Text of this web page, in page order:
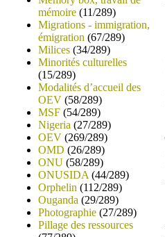
mémoire (11/289)
Migrations - immigration,
émigration (67/289)
Milices (34/289)
Minorités culturelles
(15/289)
Modalités d’accueil des
OEV (58/289)
MSF (54/289)
Nigeria (27/289)
OEV (269/289)
OMD (26/289)
ONU (58/289)
ONUSIDA (44/289)
Orphelin (112/289)
Ouganda (29/289)
Photographie (27/289)
Pillage des ressources